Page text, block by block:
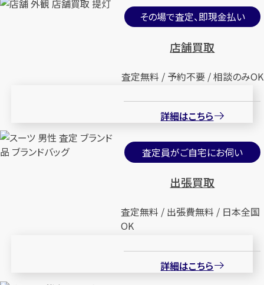
その場で査定、即現金払い
店舗買取
査定無料 / 予約不要 / 相談のみOK
詳細はこちら
査定員がご自宅にお伺い
出張買取
査定無料 / 出張費無料 / 日本全国
OK
詳細はこちら